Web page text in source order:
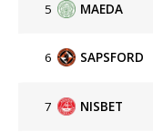
5 MAEDA
6 SAPSFORD
7 NISBET